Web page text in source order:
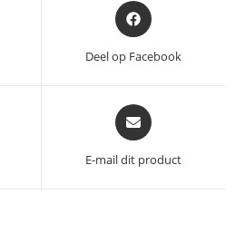
Opent
in
nieuw
Deel op Facebook
Opent
in
een
nieuw
E-mail dit product